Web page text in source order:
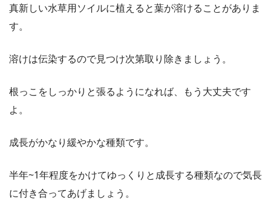
真新しい水草用ソイルに植えると葉が溶けることがありま
す。
溶けは伝染するので見つけ次第取り除きましょう。
根っこをしっかりと張るようになれば、もう大丈夫です
よ。
成長がかなり緩やかな種類です。
半年~1年程度をかけてゆっくりと成長する種類なので気長
に付き合ってあげましょう。